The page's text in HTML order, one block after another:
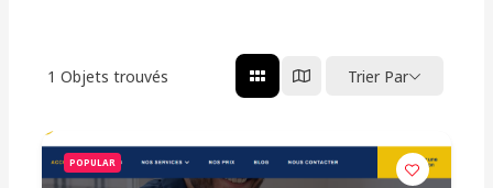
1 Objets trouvés Trier Par
POPULAR